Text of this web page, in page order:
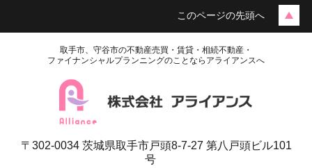
このページの先頭へ
取手市、守谷市の不動産売買・賃貸・相続不動産・
ファイナンシャルプランニングのことならアライアンスへ
〒302-0034 茨城県取手市戸頭8-7-27 第八戸頭ビル101
号